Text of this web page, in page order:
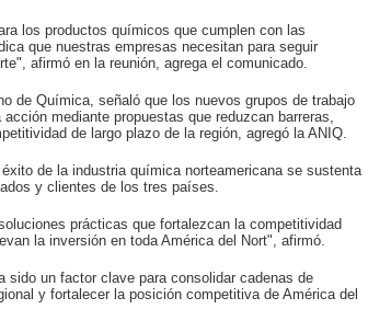
los productos químicos que cumplen con las
que nuestras empresas necesitan para seguir
afirmó en la reunión, agrega el comunicado.
de Química, señaló que los nuevos grupos de trabajo
mediante propuestas que reduzcan barreras,
de largo plazo de la región, agregó la ANIQ.
de la industria química norteamericana se sustenta
y clientes de los tres países.
prácticas que fortalezcan la competitividad
la inversión en toda América del Nort", afirmó.
sido un factor clave para consolidar cadenas de
y fortalecer la posición competitiva de América del